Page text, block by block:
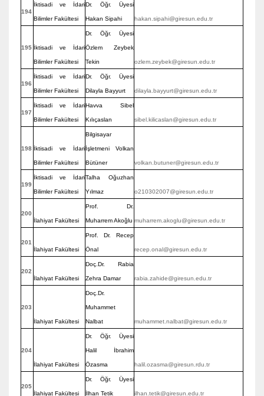
194
İktisadi ve İdari
Bilimler Fakültesi
Dr. Öğr. Üyesi
Hakan Sipahi hakan.sipahi@giresun.edu.tr
195 İktisadi ve İdari
Bilimler Fakültesi
Dr. Öğr. Üyesi
Özlem Zeybek
Tekin ozlem.zeybek@giresun.edu.tr
196
İktisadi ve İdari
Bilimler Fakültesi
Dr. Öğr. Üyesi
Dilayla Bayyurt dilayla.bayyurt@giresun.edu.tr
197
İktisadi ve İdari
Bilimler Fakültesi
Havva Sibel
Kılıçaslan sibel.kilicaslan@giresun.edu.tr
198 İktisadi ve İdari
Bilimler Fakültesi
Bilgisayar
İşletmeni Volkan
Bütüner volkan.butuner@giresun.edu.tr
199
İktisadi ve İdari
Bilimler Fakültesi
Talha Oğuzhan
Yılmaz o210302007@giresun.edu.tr
200
İlahiyat Fakültesi
Prof. Dr.
Muharrem Akoğlu muharrem.akoglu@giresun.edu.tr
201
İlahiyat Fakültesi
Prof. Dr. Recep
Önal recep.onal@giresun.edu.tr
202
İlahiyat Fakültesi
Doç.Dr. Rabia
Zehra Damar rabia.zahide@giresun.edu.tr
203
İlahiyat Fakültesi
Doç.Dr.
Muhammet
Nalbat muhammet.nalbat@giresun.edu.tr
204
İlahiyat Fakültesi
Dr. Öğr. Üyesi
Halil İbrahim
Özasma halil.ozasma@giresun.rdu.tr
205
İlahiyat Fakültesi
Dr. Öğr. Üyesi
İlhan Tetik ilhan.tetik@giresun.edu.tr